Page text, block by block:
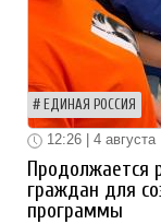
ЕДИНАЯ РОССИЯ
12:26 | 4 августа
Продолжается
граждан для
программы